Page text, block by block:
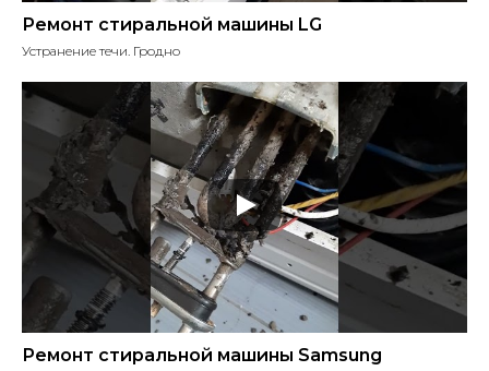
Ремонт стиральной машины LG
Устранение течи. Гродно
Ремонт стиральной машины Samsung